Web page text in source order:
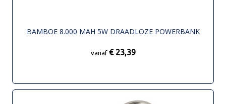
BAMBOE 8.000 MAH 5W DRAADLOZE POWERBANK
vanaf € 23,39